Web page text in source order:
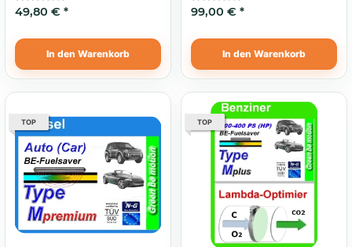
49,80 € *
In den Warenkorb
99,00 € *
In den Warenkorb
TOP TOP